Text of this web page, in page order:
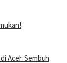
Aceh Sembuh